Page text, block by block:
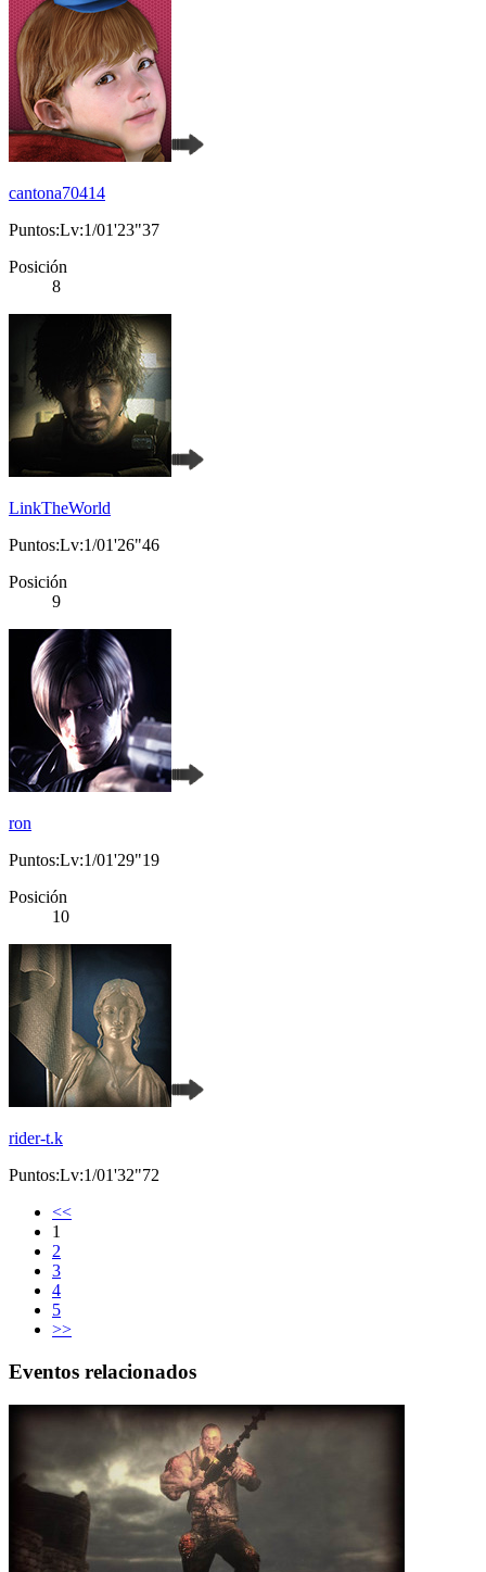
cantona70414
Puntos:Lv:1/01'23"37
Posición
8
LinkTheWorld
Puntos:Lv:1/01'26"46
Posición
9
ron
Puntos:Lv:1/01'29"19
Posición
10
rider-t.k
Puntos:Lv:1/01'32"72
<<
1
2
3
4
5
>>
Eventos relacionados